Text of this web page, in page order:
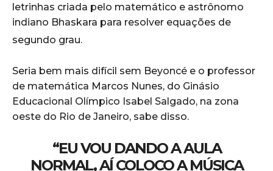
letrinhas criada pelo matemático e astrônomo
indiano Bhaskara para resolver equações de
segundo grau.
Seria bem mais difícil sem Beyoncé e o professor
de matemática Marcos Nunes, do Ginásio
Educacional Olímpico Isabel Salgado, na zona
oeste do Rio de Janeiro, sabe disso.
“EU VOU DANDO A AULA
NORMAL, AÍ COLOCO A MÚSICA